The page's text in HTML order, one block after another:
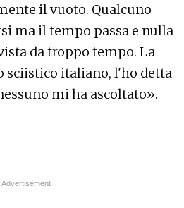
il vuoto. Qualcuno
ma il tempo passa e nulla
da troppo tempo. La
sciistico italiano, l'ho detta
mi ha ascoltato».